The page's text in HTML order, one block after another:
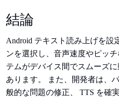
結論
Android テキスト読み上げを設
ンを選択し、音声速度やピッ
テムがデバイス間でスムーズ
あります。 また、開発者は、
般的な問題の修正、 TTS を確